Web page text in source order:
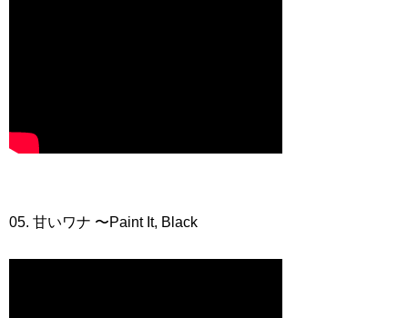
05. 甘いワナ 〜Paint It, Black